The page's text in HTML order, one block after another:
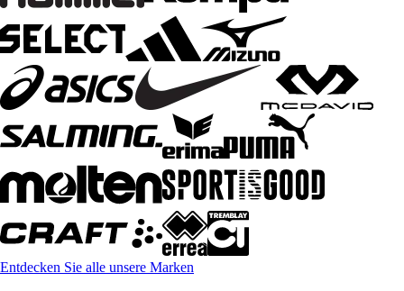
Entdecken Sie alle unsere Marken